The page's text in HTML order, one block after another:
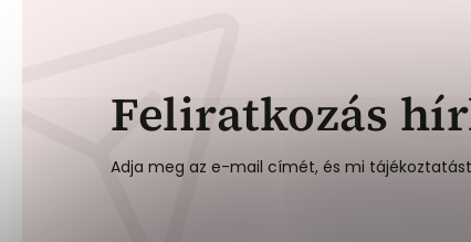
Feliratkozás
Adja meg az e-mail címét, és mi